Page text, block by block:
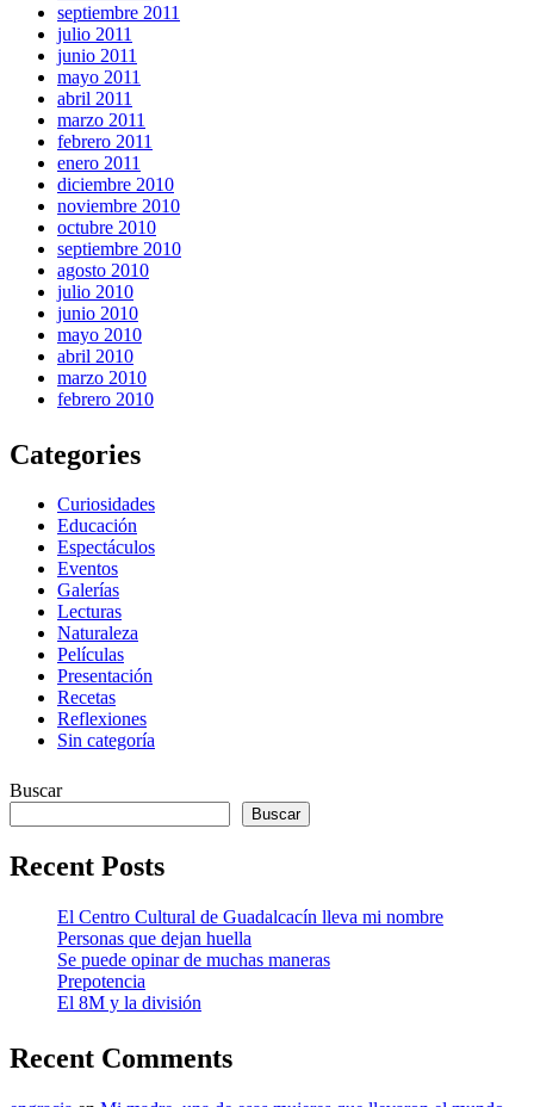
septiembre 2011
julio 2011
junio 2011
mayo 2011
abril 2011
marzo 2011
febrero 2011
enero 2011
diciembre 2010
noviembre 2010
octubre 2010
septiembre 2010
agosto 2010
julio 2010
junio 2010
mayo 2010
abril 2010
marzo 2010
febrero 2010
Categories
Curiosidades
Educación
Espectáculos
Eventos
Galerías
Lecturas
Naturaleza
Películas
Presentación
Recetas
Reflexiones
Sin categoría
Buscar
Buscar
Recent Posts
El Centro Cultural de Guadalcacín lleva mi nombre
Personas que dejan huella
Se puede opinar de muchas maneras
Prepotencia
El 8M y la división
Recent Comments